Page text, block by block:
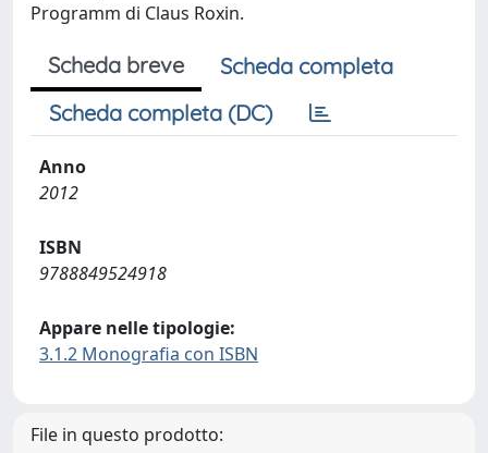
Programm di Claus Roxin.
Scheda breve
Scheda completa
Scheda completa (DC)
Anno
2012
ISBN
9788849524918
Appare nelle tipologie:
3.1.2 Monografia con ISBN
File in questo prodotto: